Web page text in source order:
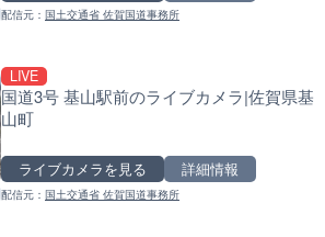
配信元： 国土交通省 佐賀国道事務所
LIVE
国道3号 基山駅前のライブカメラ|佐賀県基
山町
ライブカメラを見る 詳細情報
配信元： 国土交通省 佐賀国道事務所